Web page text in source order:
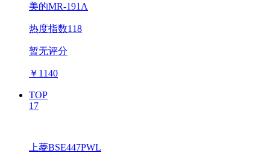
美的MR-191A
热度指数118
暂无评分
￥ 1140
TOP
17
上菱BSE447PWL